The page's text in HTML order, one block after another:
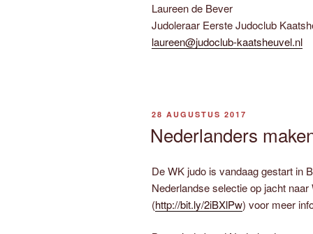
Laureen de Bever
Judoleraar Eerste Judoclub
laureen@judoclub-kaatsheuvel.nl
GEPLAATST
28 AUGUSTUS 2017
Nederlanders
De WK judo is vandaag gestart in
Nederlandse selectie op jacht
(http://bit.ly/2iBXlPw) voor meer